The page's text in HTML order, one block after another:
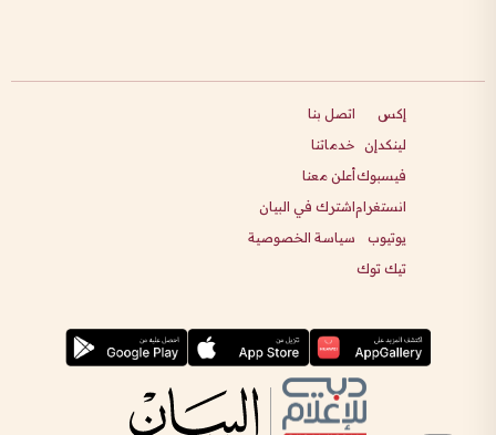
إكس
لينكدإن
فيسبوك
انستغرام
يوتيوب
تيك توك
اتصل بنا
خدماتنا
أعلن معنا
اشترك في البيان
سياسة الخصوصية